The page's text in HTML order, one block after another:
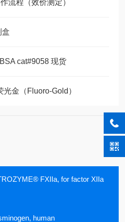
流程（效价测定）
盒
cat#9058 现货
金（Fluoro-Gold）
FXIIa, for factor XIIa
human